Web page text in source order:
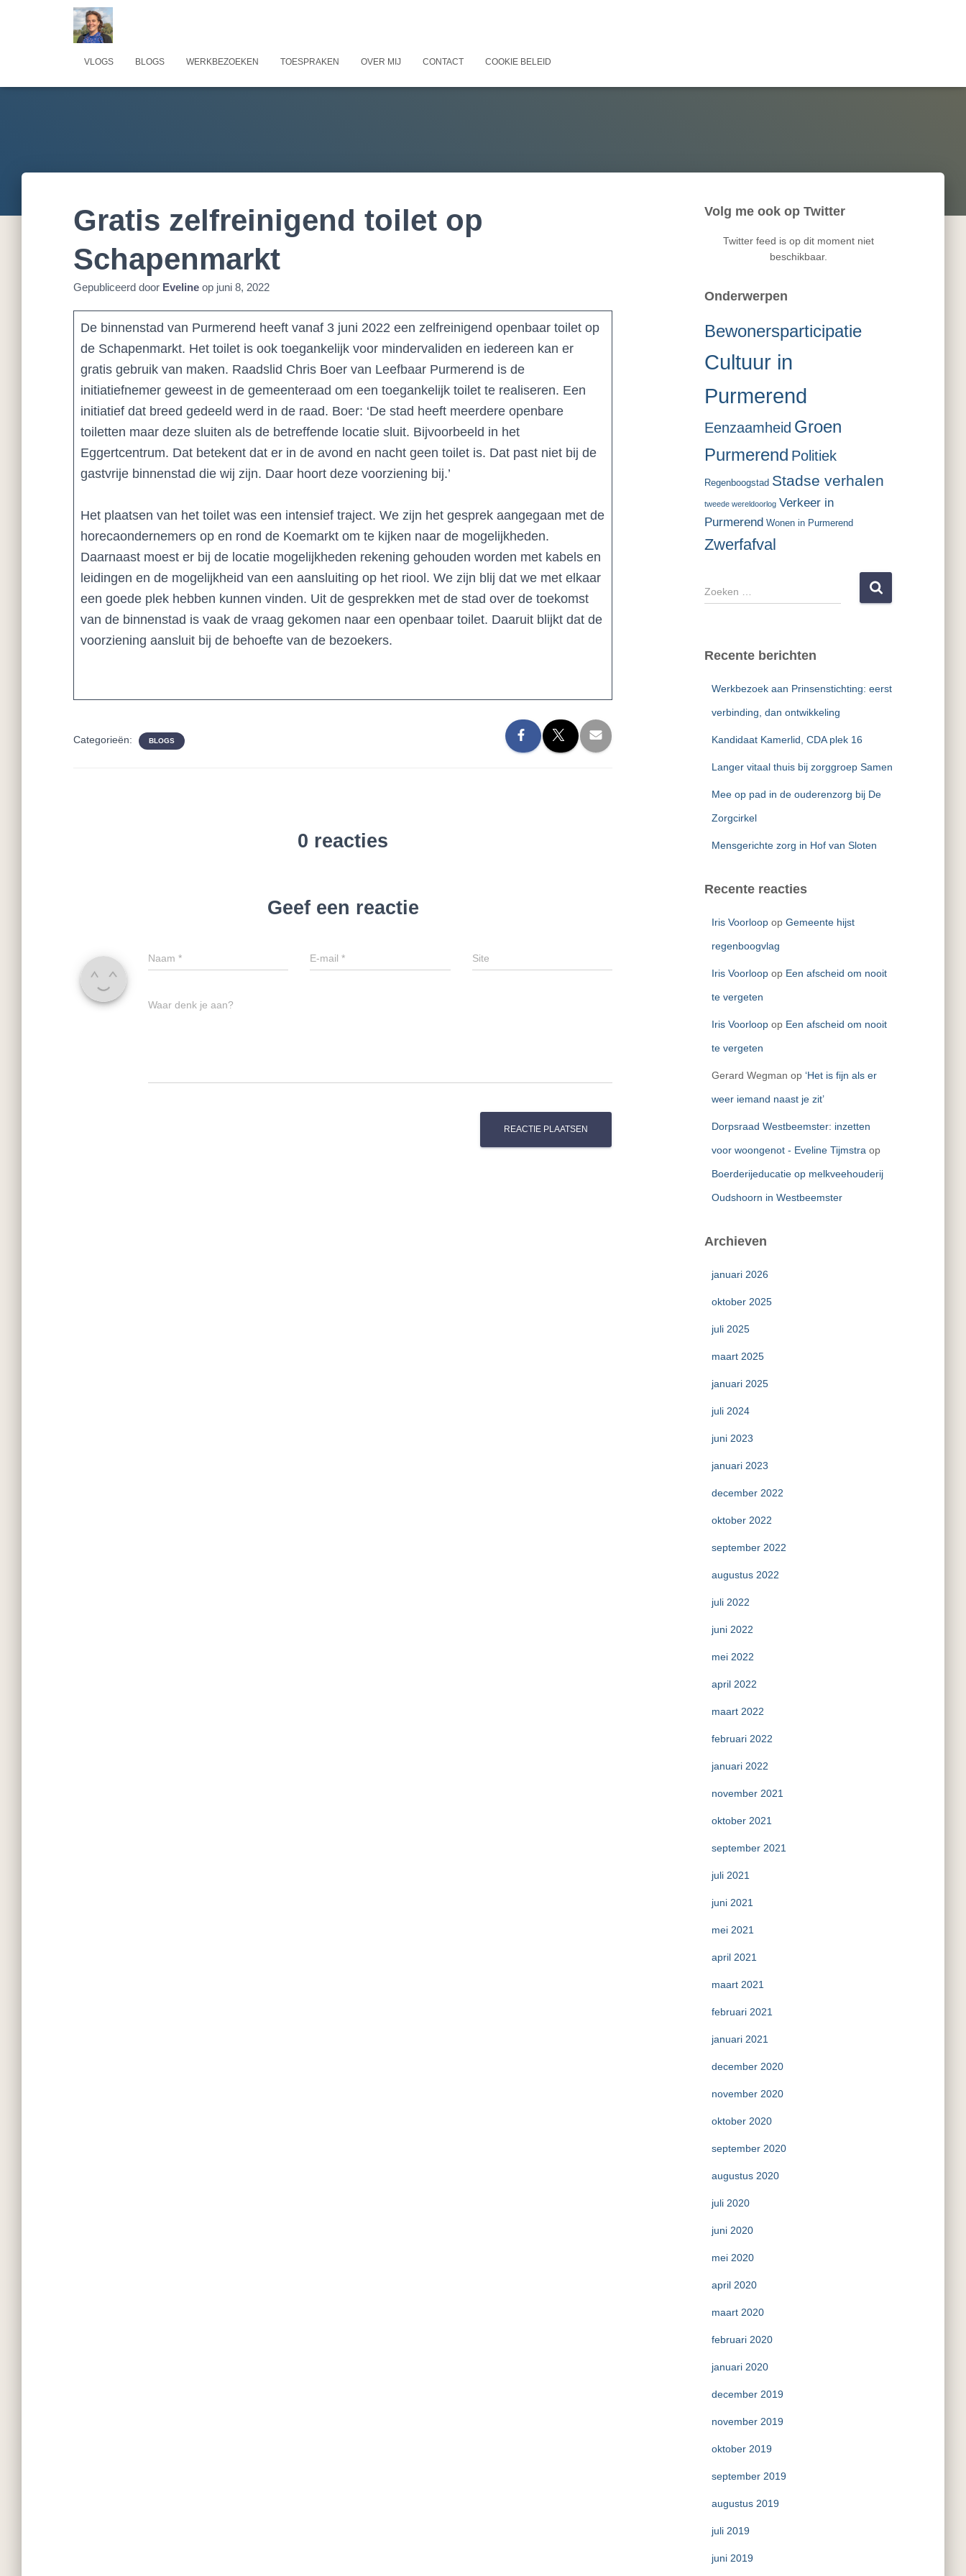
VLOGS BLOGS WERKBEZOEKEN TOESPRAKEN OVER MIJ CONTACT COOKIE BELEID
Gratis zelfreinigend toilet op
Schapenmarkt
Gepubliceerd door Eveline op juni 8, 2022
De binnenstad van Purmerend heeft vanaf 3 juni 2022 een zelfreinigend openbaar toilet op
de Schapenmarkt. Het toilet is ook toegankelijk voor mindervaliden en iedereen kan er
gratis gebruik van maken. Raadslid Chris Boer van Leefbaar Purmerend is de
initiatiefnemer geweest in de gemeenteraad om een toegankelijk toilet te realiseren. Een
initiatief dat breed gedeeld werd in de raad. Boer: ‘De stad heeft meerdere openbare
toiletten maar deze sluiten als de betreffende locatie sluit. Bijvoorbeeld in het
Eggertcentrum. Dat betekent dat er in de avond en nacht geen toilet is. Dat past niet bij de
gastvrije binnenstad die wij zijn. Daar hoort deze voorziening bij.’
Het plaatsen van het toilet was een intensief traject. We zijn het gesprek aangegaan met de
horecaondernemers op en rond de Koemarkt om te kijken naar de mogelijkheden.
Daarnaast moest er bij de locatie mogelijkheden rekening gehouden worden met kabels en
leidingen en de mogelijkheid van een aansluiting op het riool. We zijn blij dat we met elkaar
een goede plek hebben kunnen vinden. Uit de gesprekken met de stad over de toekomst
van de binnenstad is vaak de vraag gekomen naar een openbaar toilet. Daaruit blijkt dat de
voorziening aansluit bij de behoefte van de bezoekers.
Categorieën: BLOGS
0 reacties
Geef een reactie
Naam * E-mail* Site
Waar denk je aan?
Volg me ook op Twitter
Twitter feed is op dit moment niet
beschikbaar.
Onderwerpen
Bewonersparticipatie
Cultuur in
Purmerend
Eenzaamheid Groen
Purmerend Politiek
Regenboogstad Stadse verhalen
tweede wereldoorlog Verkeer in
Purmerend Wonen in Purmerend
Zwerfafval
Z
o
e
Recente berichten
Werkbezoek aan Prinsenstichting: eerst
verbinding, dan ontwikkeling
Kandidaat Kamerlid, CDA plek 16
Langer vitaal thuis bij zorggroep Samen
Mee op pad in de ouderenzorg bij De
Zorgcirkel
Mensgerichte zorg in Hof van Sloten
Recente reacties
Iris Voorloopop Gemeente hijst
regenboogvlag
Iris Voorloopop Een afscheid om nooit
te vergeten
Iris Voorloopop Een afscheid om nooit
te vergeten
Gerard Wegman op ‘Het is fijn als er
weer iemand naast je zit’
Dorpsraad Westbeemster: inzetten
voor woongenot - Eveline Tijmstra op
Boerderijeducatie op melkveehouderij
Oudshoorn in Westbeemster
Archieven
januari 2026
oktober 2025
juli 2025
maart 2025
januari 2025
juli 2024
juni 2023
januari 2023
december 2022
oktober 2022
september 2022
augustus 2022
juli 2022
juni 2022
mei 2022
april 2022
maart 2022
februari 2022
januari 2022
november 2021
oktober 2021
september 2021
juli 2021
juni 2021
mei 2021
april 2021
maart 2021
februari 2021
januari 2021
december 2020
november 2020
oktober 2020
september 2020
augustus 2020
juli 2020
juni 2020
mei 2020
april 2020
maart 2020
februari 2020
januari 2020
december 2019
november 2019
oktober 2019
september 2019
augustus 2019
juli 2019
juni 2019